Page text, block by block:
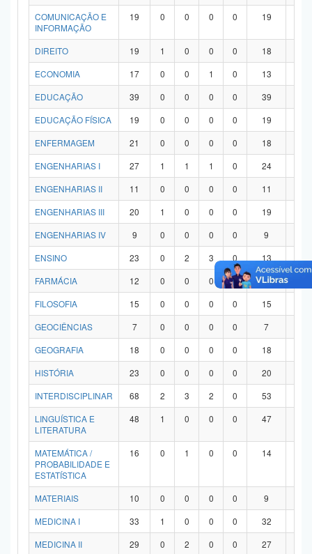
COMUNICAÇÃO E
INFORMAÇÃO
19 0 0 0 0 19
DIREITO 19 1 0 0 0 18
ECONOMIA
17 0 0 1 0 13
EDUCAÇÃO
39 0 0 0 0 39
EDUCAÇÃO FÍSICA
19 0 0 0 0 19
ENFERMAGEM
21 0 0 0 0 18
ENGENHARIAS I
27 1 1 1 0 24
ENGENHARIAS II
11 0 0 0 0 11
ENGENHARIAS III
20 1 0 0 0 19
ENGENHARIAS IV
9 0 0 0 0 9
ENSINO
23 0 2 3 0 13
FARMÁCIA
12 0 0 0 0 12
FILOSOFIA
15 0 0 0 0 15
GEOCIÊNCIAS
7 0 0 0 0 7
GEOGRAFIA
18 0 0 0 0 18
HISTÓRIA
23 0 0 0 0 20
INTERDISCIPLINAR
68 2 3 2 0 53
LINGUÍSTICA E
LITERATURA
48 1 0 0 0 47
MATEMÁTICA /
PROBABILIDADE E
ESTATÍSTICA
16 0 1 0 0 14
MATERIAIS 10 0 0 0 0 9
MEDICINA I
33 1 0 0 0 32
MEDICINA II
29 0 2 0 0 27